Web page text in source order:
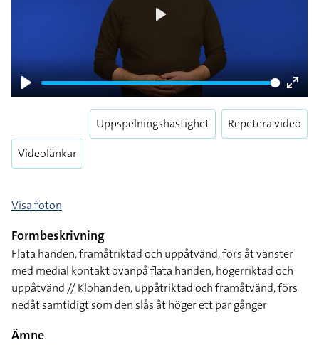
Play
Enter
Videolänkar
Uppspelningshastighet Repetera video
Visa foton
Formbeskrivning
Flata handen, framåtriktad och uppåtvänd, förs åt vänster
med medial kontakt ovanpå flata handen, högerriktad och
uppåtvänd // Klohanden, uppåtriktad och framåtvänd, förs
nedåt samtidigt som den slås åt höger ett par gånger
Ämne